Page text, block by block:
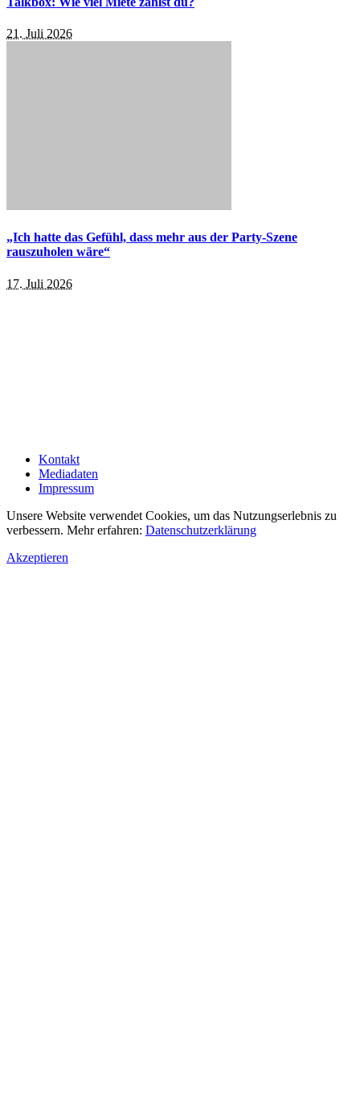
21. Juli 2026
„Ich hatte das Gefühl, dass mehr aus der Party-Szene
rauszuholen wäre“
17. Juli 2026
Kontakt
Mediadaten
Impressum
Unsere Website verwendet Cookies, um das Nutzungserlebnis zu
verbessern. Mehr erfahren: Datenschutzerklärung
Akzeptieren